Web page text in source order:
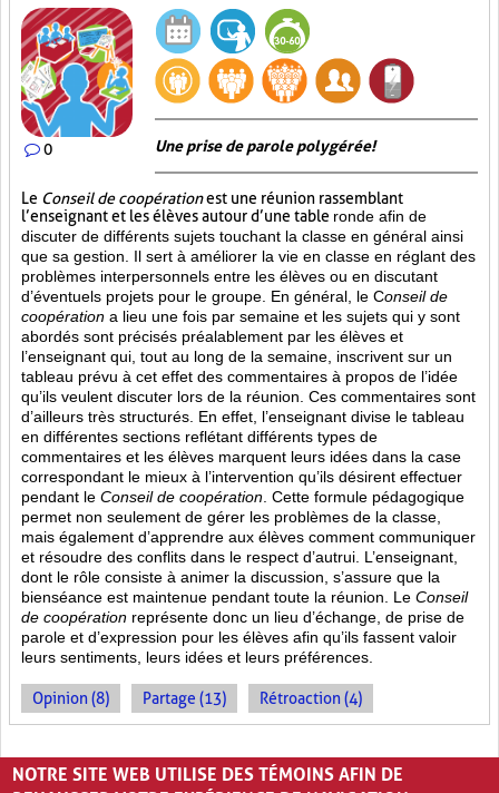
0 Une prise de parole polygérée!
Le Conseil de coopérationest une réunion rassemblant
l’enseignant et les élèves autour d’une table ronde afin de
discuter de différents sujets touchant la classe en général ainsi
que sa gestion. Il sert à améliorer la vie en classe en réglant des
problèmes interpersonnels entre les élèves ou en discutant
d’éventuels projets pour le groupe. En général, le Conseil de
coopération a lieu une fois par semaine et les sujets qui y sont
abordés sont précisés préalablement par les élèves et
l’enseignant qui, tout au long de la semaine, inscrivent sur un
tableau prévu à cet effet des commentaires à propos de l’idée
qu’ils veulent discuter lors de la réunion. Ces commentaires sont
d’ailleurs très structurés. En effet, l’enseignant divise le tableau
en différentes sections reflétant différents types de
commentaires et les élèves marquent leurs idées dans la case
correspondant le mieux à l’intervention qu’ils désirent effectuer
pendant le Conseil de coopération . Cette formule pédagogique
permet non seulement de gérer les problèmes de la classe,
mais également d’apprendre aux élèves comment communiquer
et résoudre des conflits dans le respect d’autrui. L’enseignant,
dont le rôle consiste à animer la discussion, s’assure que la
bienséance est maintenue pendant toute la réunion. Le Conseil
de coopération représente donc un lieu d’échange, de prise de
parole et d’expression pour les élèves afin qu’ils fassent valoir
leurs sentiments, leurs idées et leurs préférences.
Opinion (8) Partage (13) Rétroaction (4)
PAGES
« ‹ 1 2 3
NOTRE SITE WEB UTILISE DES TÉMOINS AFIN DE